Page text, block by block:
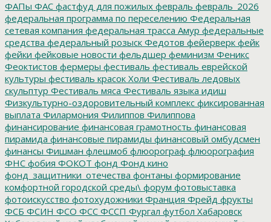
ФАПы ФАС фастфуд для пожилых февраль февраль_2026
федеральная программа по переселению Федеральная
сетевая компания федеральная трасса Амур федеральные
средства федеральный розыск Федотов фейерверк фейк
фейки фейковые новости фельдшер феминизм Феникс
Феоктистов фермеры фестиваль фестиваль еврейской
культуры фестиваль красок Холи Фестиваль ледовых
скульптур Фестиваль мяса Фестиваль языка идиш
Физкультурно-оздоровительный комплекс фиксированная
выплата Филармония Филиппов Филиппова
финансирование финансовая грамотность финансовая
пирамида финансовые пирамиды финансовый омбудсмен
финансы Фишман флешмоб флюорограф флюорография
ФНС фобия ФОКОТ фонд Фонд кино
фонд_защитники_отечества фонтаны формирование
комфортной городской среды\ форум фотовыставка
фотоискусство фотохудожники Франция Фрейд фрукты
ФСБ ФСИН ФСО ФСС ФССП Фургал футбол Хабаровск